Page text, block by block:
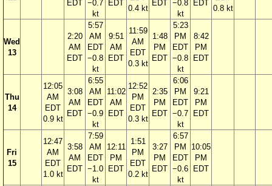
EDT −0.7
kt
EDT
0.4 kt
EDT −0.8
kt
EDT
0.8 kt
Wed
13
2:20
AM
EDT
5:57
AM
EDT
−0.8
kt
9:51
AM
EDT
11:59
AM
EDT
0.3 kt
1:48
PM
EDT
5:23
PM
EDT
−0.8
kt
8:42
PM
EDT
Thu
14
12:05
AM
EDT
0.9 kt
3:08
AM
EDT
6:55
AM
EDT
−0.9
kt
11:02
AM
EDT
12:52
PM
EDT
0.3 kt
2:35
PM
EDT
6:06
PM
EDT
−0.7
kt
9:21
PM
EDT
Fri
15
12:47
AM
EDT
1.0 kt
3:58
AM
EDT
7:59
AM
EDT
−1.0
kt
12:11
PM
EDT
1:51
PM
EDT
0.2 kt
3:27
PM
EDT
6:57
PM
EDT
−0.6
kt
10:05
PM
EDT